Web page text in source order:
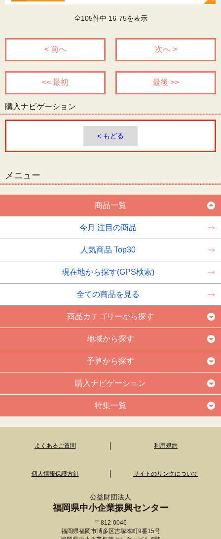
全105件中 16-75を表示
< 前へ 次へ >
<< 最初 最後 >>
購入ナビゲーション
< もどる
メニュー
商品一覧
今月 注目の商品
人気商品 Top30
現在地から探す(GPS検索)
全ての商品を見る
商品カテゴリーから探す
地域から探す
予算から探す
購入ナビゲーション
特集一覧
よくあるご質問 利用規約
個人情報保護方針 サイトのリンクについて
公益財団法人
福岡県中小企業振興センター
〒812-0046
福岡県福岡市博多区吉塚本町9番15号